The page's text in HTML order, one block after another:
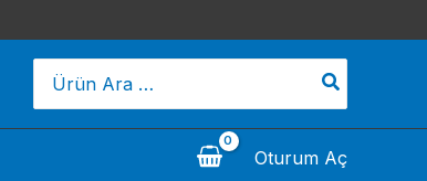
Search
for:
Oturum Aç